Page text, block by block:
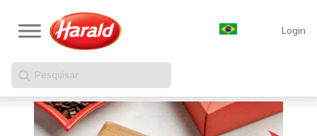
Login
Pesquisar